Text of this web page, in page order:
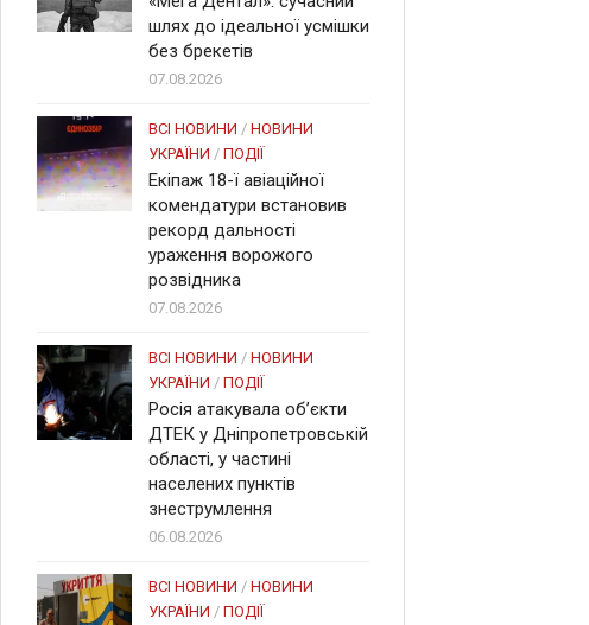
шлях до ідеальної усмішки
без брекетів
07.08.2026
ВСІ НОВИНИ / НОВИНИ
УКРАЇНИ / ПОДІЇ
Екіпаж 18-ї авіаційної
комендатури встановив
рекорд дальності
ураження ворожого
розвідника
07.08.2026
ВСІ НОВИНИ / НОВИНИ
УКРАЇНИ / ПОДІЇ
Росія атакувала об’єкти
ДТЕК у Дніпропетровській
області, у частині
населених пунктів
знеструмлення
06.08.2026
ВСІ НОВИНИ / НОВИНИ
УКРАЇНИ / ПОДІЇ